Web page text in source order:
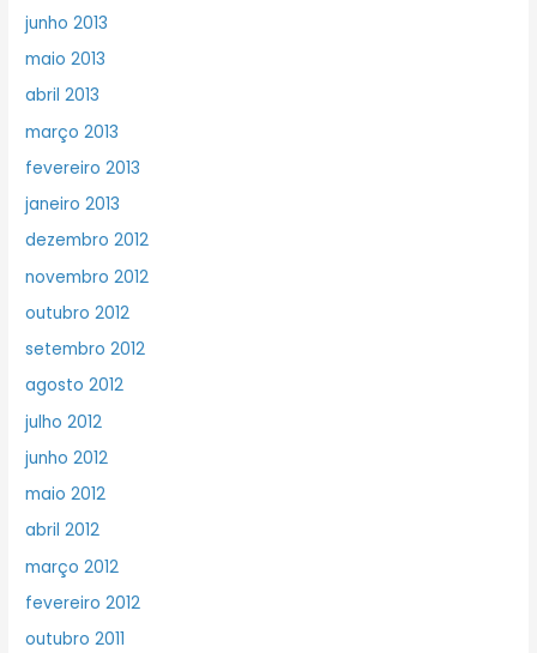
junho 2013
maio 2013
abril 2013
março 2013
fevereiro 2013
janeiro 2013
dezembro 2012
novembro 2012
outubro 2012
setembro 2012
agosto 2012
julho 2012
junho 2012
maio 2012
abril 2012
março 2012
fevereiro 2012
outubro 2011